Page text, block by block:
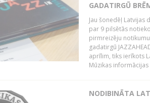
GADATIRGŪ
Jau šonedēļ Latvijas
par 9 pilsētās
pirmreizēju
gadatirgū
aprīlim, tiks ierīkots
Mūzikas informācijas
NODIBINĀTA